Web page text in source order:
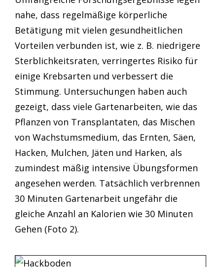
nahe, dass regelmäßige körperliche
Betätigung mit vielen gesundheitlichen
Vorteilen verbunden ist, wie z. B. niedrigere
Sterblichkeitsraten, verringertes Risiko für
einige Krebsarten und verbessert die
Stimmung. Untersuchungen haben auch
gezeigt, dass viele Gartenarbeiten, wie das
Pflanzen von Transplantaten, das Mischen
von Wachstumsmedium, das Ernten, Säen,
Hacken, Mulchen, Jäten und Harken, als
zumindest mäßig intensive Übungsformen
angesehen werden. Tatsächlich verbrennen
30 Minuten Gartenarbeit ungefähr die
gleiche Anzahl an Kalorien wie 30 Minuten
Gehen (Foto 2).